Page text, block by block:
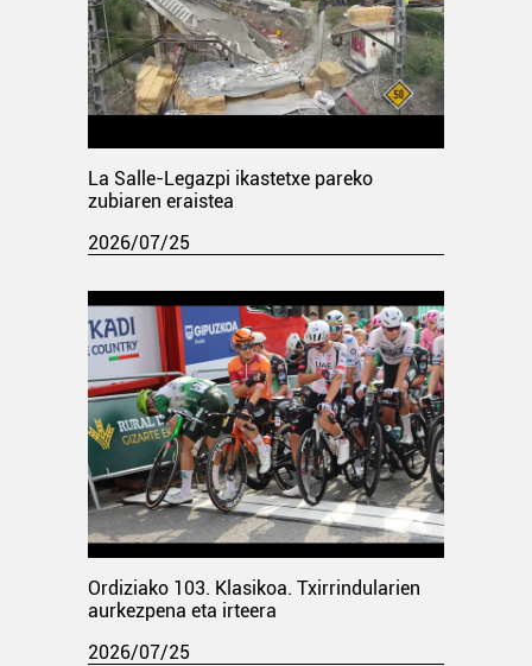
La Salle-Legazpi ikastetxe pareko
zubiaren eraistea
2026/07/25
Ordiziako 103. Klasikoa. Txirrindularien
aurkezpena eta irteera
2026/07/25